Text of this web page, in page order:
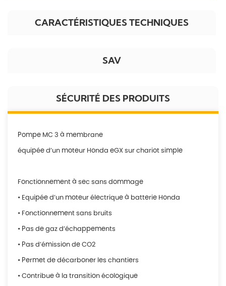
CARACTÉRISTIQUES TECHNIQUES
SAV
SÉCURITÉ DES PRODUITS
Pompe MC 3 à membrane
équipée d’un moteur Honda eGX sur chariot simple
Fonctionnement à sec sans dommage
• Equipée d’un moteur électrique à batterie Honda
• Fonctionnement sans bruits
• Pas de gaz d’échappements
• Pas d’émission de CO2
• Permet de décarboner les chantiers
• Contribue à la transition écologique